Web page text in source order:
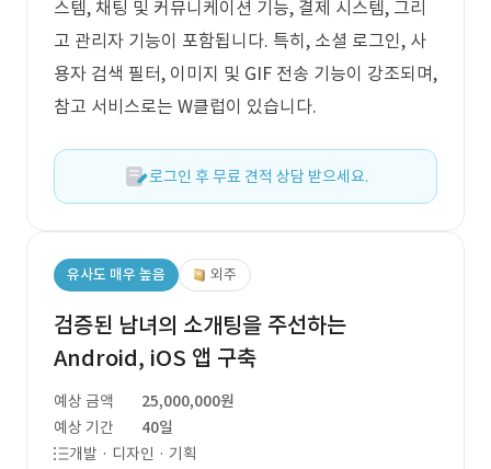
스템, 채팅 및 커뮤니케이션 기능, 결제 시스템, 그리
고 관리자 기능이 포함됩니다. 특히, 소셜 로그인, 사
용자 검색 필터, 이미지 및 GIF 전송 기능이 강조되며,
참고 서비스로는 W클럽이 있습니다.
로그인 후 무료 견적 상담 받으세요.
유사도 매우 높음 외주
검증된 남녀의 소개팅을 주선하는
Android, iOS 앱 구축
예상 금액
25,000,000원
예상 기간
40일
개발 · 디자인 · 기획